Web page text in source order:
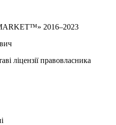
2016–2023
ліцензії правовласника